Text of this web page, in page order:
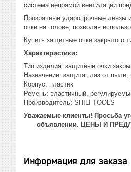
система непрямой вентиляции
Прозрачные ударопрочные линзы
очки на голове, позволяя
Купить защитные очки закрытого
Характеристики:
Тип изделия: защитные очки
Назначение: защита глаз от пыли,
Корпус: пластик
Ремень: эластичный,
Производитель: SHILI TOOLS
Уважаемые клиенты! Просьба
объявлении. ЦЕНЫ И
Информация для заказа